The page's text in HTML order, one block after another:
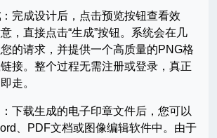
：完成设计后，点击预览按钮查看效
，直接点击“生成”按钮。系统会在几
的请求，并提供一个高质量的PNG格
接。整个过程无需注册或登录，真正
走。
：下载生成的电子印章文件后，您可以
、PDF文档或图像编辑软件中。由于